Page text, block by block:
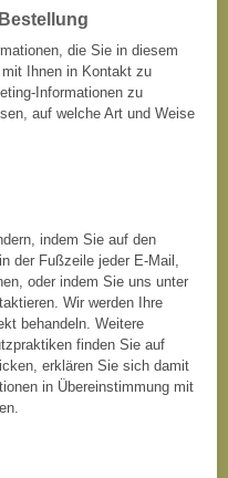
die Sie in diesem
Ihnen in Kontakt zu
Informationen zu
auf welche Art und Weise
indem Sie auf den
der Fußzeile jeder E-Mail,
oder indem Sie uns unter
Wir werden Ihre
behandeln. Weitere
finden Sie auf
erklären Sie sich damit
in Übereinstimmung mit